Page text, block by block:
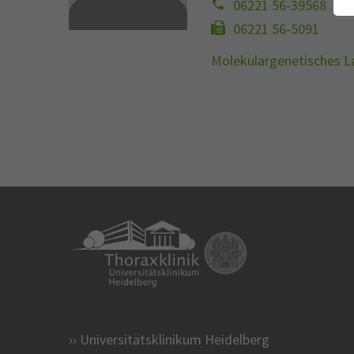
06221 56-39568
06221 56-5091
Molekulargenetisches
Universitätsklinikum Heidelberg